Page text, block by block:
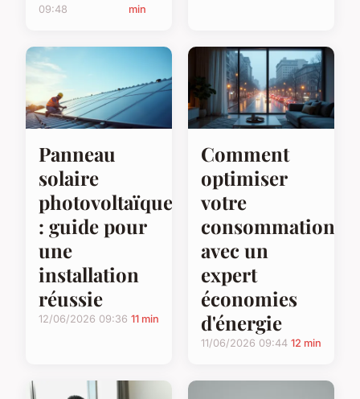
09:48
min
Panneau
solaire
photovoltaïque
: guide pour
une
installation
réussie
12/06/2026 09:36 11 min
Comment
optimiser
votre
consommation
avec un
expert
économies
d'énergie
11/06/2026 09:44 12 min